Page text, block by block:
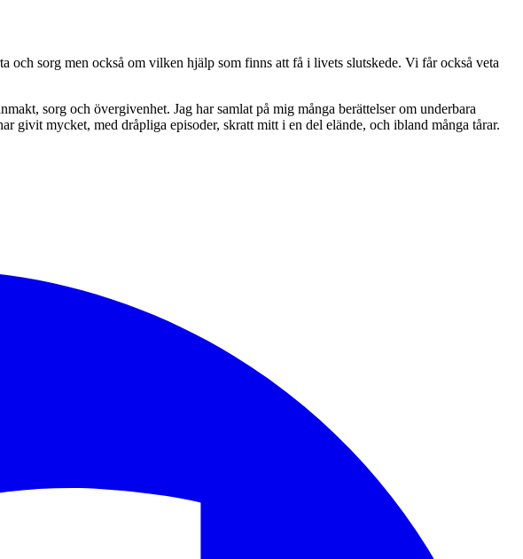
och sorg men också om vilken hjälp som finns att få i livets slutskede. Vi får också veta
sorg och övergivenhet. Jag har samlat på mig många berättelser om underbara
givit mycket, med dråpliga episoder, skratt mitt i en del elände, och ibland många tårar.